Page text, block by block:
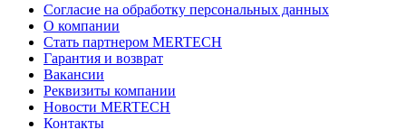
Согласие на обработку персональных данных
О компании
Стать партнером MERTECH
Гарантия и возврат
Вакансии
Реквизиты компании
Новости MERTECH
Контакты